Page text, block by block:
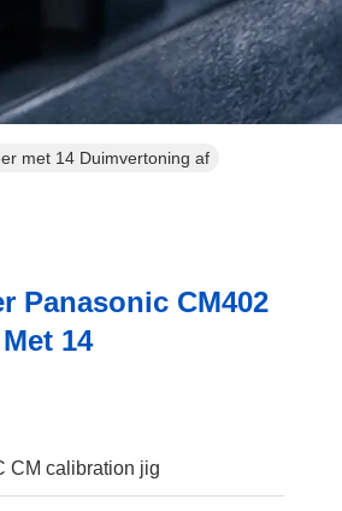
met 14 Duimvertoning af
Panasonic CM402
14
CM calibration jig